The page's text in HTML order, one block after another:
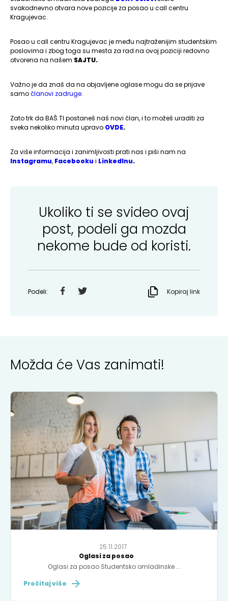
svakodnevno otvara nove pozicije za posao u call centru
Kragujevac.
Posao u call centru Kragujevac je među najtraženijim studentskim
poslovima i zbog toga su mesta za rad na ovoj poziciji redovno
otvorena na našem SAJTU.
Važno je da znaš da na objavljene oglase mogu da se prijave
samočlanovi zadruge.
Zato trk da BAŠ TI postaneš naš novi član, i to možeš uraditi za
sveka nekoliko minuta upravo OVDE.
Za više informacija i zanimljivosti prati nas i piši nam na
Instagramu, Facebooku i LinkedInu.
Ukoliko ti se svideo ovaj
post, podeli ga mozda
nekome bude od koristi.
Podeli: Kopiraj link
Možda će Vas zanimati!
25.11.2017.
Oglasi za posao
Oglasi za posao Studentsko omladinske ...
Pročitaj više